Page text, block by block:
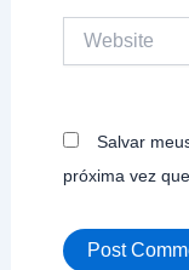
Salvar
próxima vez